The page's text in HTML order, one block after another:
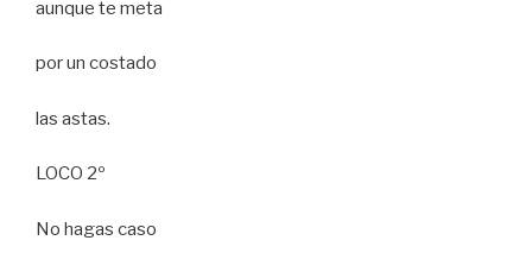
aunque te meta
por un costado
las astas.
LOCO 2º
No hagas caso